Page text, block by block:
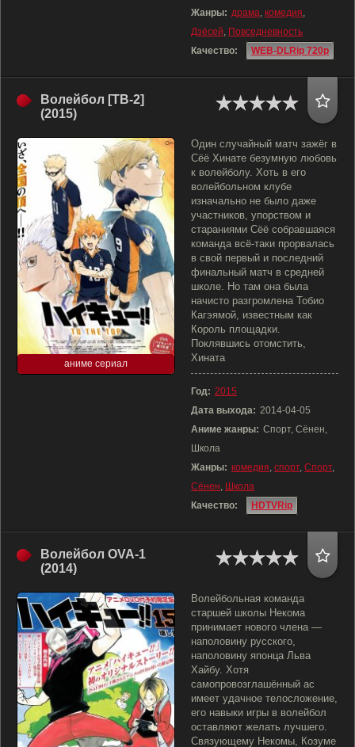
Жанры: драма, комедия,
Дзёсей, Повседневность
Качество:
WEB-DLRip 720p
Волейбол [ТВ-2]
(2015)
аниме сериал
Один случайный матч зажёг в
Сёё Хинате безумную любовь
к волейболу. Хоть в его
волейбольном клубе
изначально не было даже
участников, упорством и
стараниями Сёё собравшаяся
команда всё-таки прорвалась
в свой первый и последний
финальный матч в средней
школе. Но там она была
начисто разгромлена Тобио
Кагэямой, известным как
Король площадки.
Поклявшись отомстить,
Хината
Год: 2015
Дата выхода: 2014-04-05
Аниме жанры: Спорт, Сёнен,
Школа
Жанры: комедия, спорт, Спорт,
Сёнен, Школа
Качество:
HDTVRip
Волейбол OVA-1
(2014)
Волейбольная команда
старшей школы Некома
принимает нового члена —
наполовину русского,
наполовину японца Льва
Хайбу. Хотя
самопровозглашённый ас
имеет удачное телосложение,
его навыки игры в волейбол
оставляют желать лучшего.
Связующему Некомы, Козуме